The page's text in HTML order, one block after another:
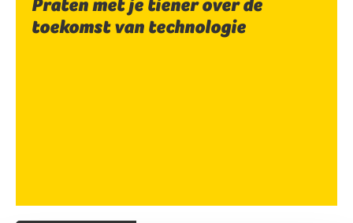
Praten met je tiener over de
toekomst van technologie